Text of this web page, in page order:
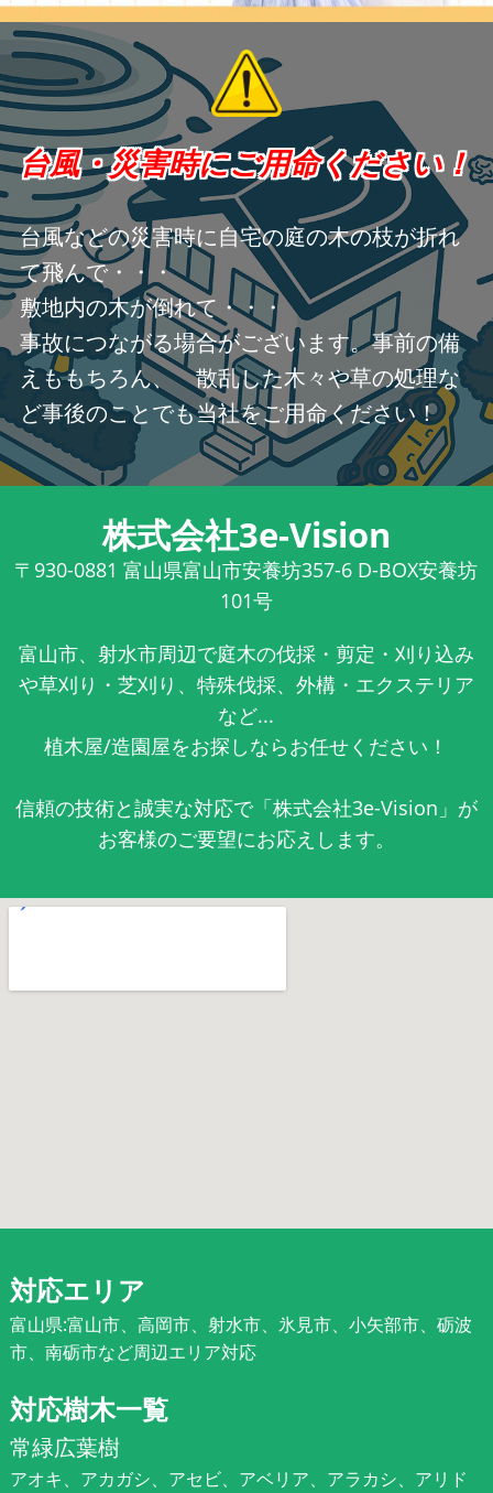
台風・災害時にご用命ください！
台風などの災害時に自宅の庭の木の枝が折れ
て飛んで・・・
敷地内の木が倒れて・・・
事故につながる場合がございます。事前の備
えももちろん、 散乱した木々や草の処理な
ど事後のことでも当社をご用命ください！
株式会社3e-Vision
〒930-0881 富山県富山市安養坊357-6 D-BOX安養坊
101号
富山市、射水市周辺で庭木の伐採・剪定・刈り込み
や草刈り・芝刈り、特殊伐採、外構・エクステリア
など...
植木屋/造園屋をお探しならお任せください！
信頼の技術と誠実な対応で「株式会社3e-Vision」が
お客様のご要望にお応えします。
対応エリア
富山県:富山市、高岡市、射水市、氷見市、小矢部市、砺波
市、南砺市など周辺エリア対応
対応樹木一覧
常緑広葉樹
アオキ、アカガシ、アセビ、アベリア、アラカシ、アリド